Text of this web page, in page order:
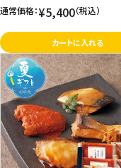
通常価格：¥5,400（税込）
カートに入れる